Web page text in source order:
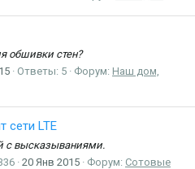
обшивки стен?
Ответы: 5 Форум: Наш дом,
сети LTE
с высказываниями.
20 Янв 2015 Форум: Сотовые